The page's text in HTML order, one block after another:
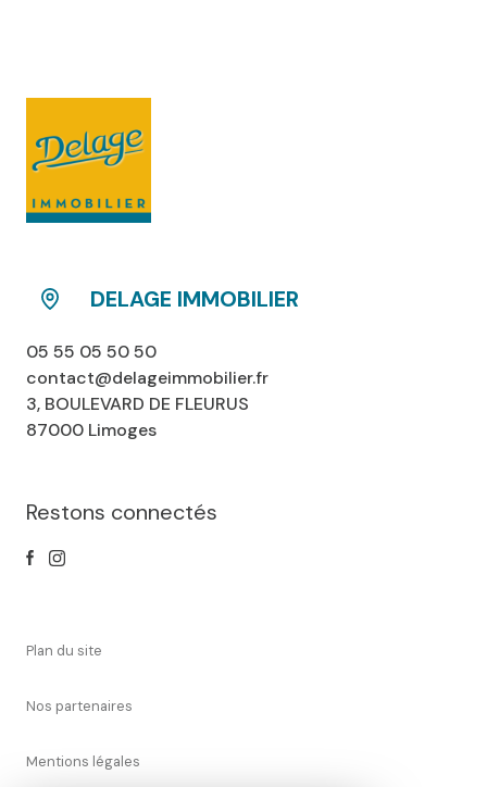
DELAGE IMMOBILIER
05 55 05 50 50
contact@delageimmobilier.fr
3, BOULEVARD DE FLEURUS
87000 Limoges
Restons connectés
plan du site
nos partenaires
mentions légales